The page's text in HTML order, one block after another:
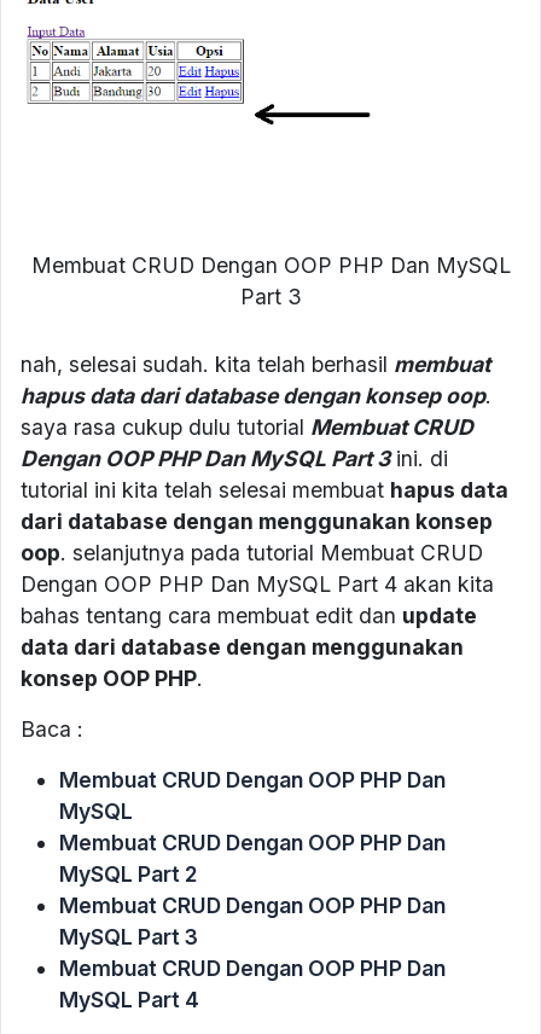
Membuat CRUD Dengan OOP PHP Dan MySQL
Part 3
nah, selesai sudah. kita telah berhasil membuat
hapus data dari database dengan konsep oop.
saya rasa cukup dulu tutorial Membuat CRUD
Dengan OOP PHP Dan MySQL Part 3ini. di
tutorial ini kita telah selesai membuat hapus data
dari database dengan menggunakan konsep
oop. selanjutnya pada tutorial Membuat CRUD
Dengan OOP PHP Dan MySQL Part 4 akan kita
bahas tentang cara membuat edit dan update
data dari database dengan menggunakan
konsep OOP PHP.
Baca :
Membuat CRUD Dengan OOP PHP Dan
MySQL
Membuat CRUD Dengan OOP PHP Dan
MySQL Part 2
Membuat CRUD Dengan OOP PHP Dan
MySQL Part 3
Membuat CRUD Dengan OOP PHP Dan
MySQL Part 4